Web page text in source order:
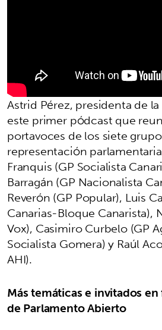
Astrid Pérez, presidenta de
este primer pódcast que
portavoces de los siete
representación
Franquis (GP Socialista
Barragán (GP Nacionalista
Reverón (GP Popular), Luis
Canarias-Bloque Canarista),
Vox), Casimiro Curbelo (GP
Socialista Gomera) y Raúl
AHI).
Más temáticas e invitados
de Parlamento Abierto